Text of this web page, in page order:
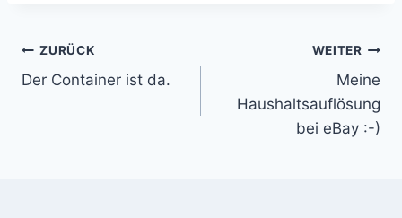
Beitragsnavigation
ZURÜCK
Der Container ist da.
WEITER
Meine
Haushaltsauflösung
bei eBay :-)